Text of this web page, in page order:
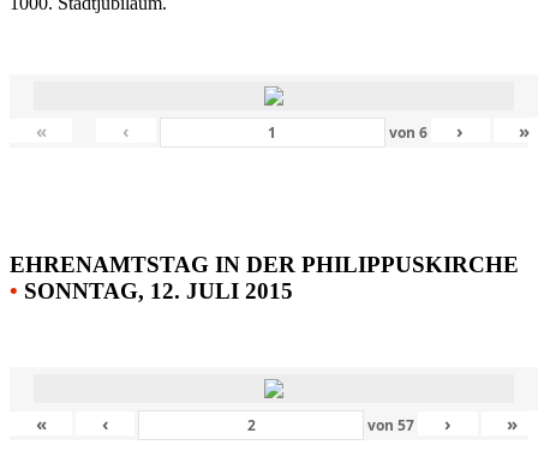
« ‹ von 6 › »
EHRENAMTSTAG IN DER PHILIPPUSKIRCHE
• SONNTAG, 12. JULI 2015
« ‹ von57 › »